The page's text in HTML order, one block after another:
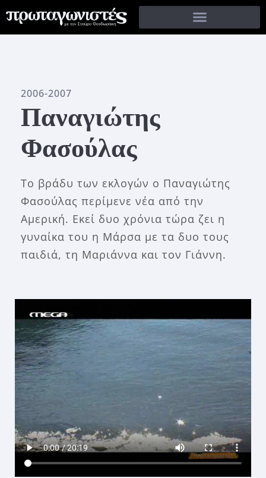
2006-2007
Παναγιώτης
Φασούλας
Το βράδυ των εκλογών ο Παναγιώτης
Φασούλας περίμενε νέα από την
Αμερική. Εκεί δυο χρόνια τώρα ζει η
γυναίκα του η Μάρσα με τα δυο τους
παιδιά, τη Μαριάννα και τον Γιάννη.